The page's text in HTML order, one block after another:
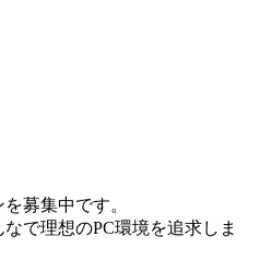
を募集中です。
で理想のPC環境を追求しま